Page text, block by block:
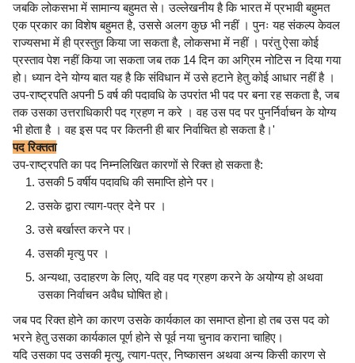
जबकि लोकसभा में सामान्य बहुमत से। उल्लेखनीय है कि भारत में प्रभावी बहुमत
एक प्रकार का विशेष बहुमत है, उससे अलग कुछ भी नहीं । पुनः यह संकल्प केवल
राज्यसभा में ही प्रस्तुत किया जा सकता है, लोकसभा में नहीं । परंतु ऐसा कोई
प्रस्ताव पेश नहीं किया जा सकता जब तक 14 दिन का अग्रिम नोटिस न दिया गया
हो। ध्यान देने योग्य बात यह है कि संविधान में उसे हटाने हेतु कोई आधार नहीं है ।
उप-राष्ट्रपति अपनी 5 वर्ष की पदावधि के उपरांत भी पद पर बना रह सकता है, जब
तक उसका उत्तराधिकारी पद ग्रहण न करे । वह उस पद पर पुनर्निर्वाचन के योग्य
भी होता है । वह इस पद पर कितनी ही बार निर्वाचित हो सकता है।'
पद रिक्तता
उप-राष्ट्रपति का पद निम्नलिखित कारणों से रिक्त हो सकता है:
उसकी 5 वर्षीय पदावधि की समाप्ति होने पर।
उसके द्वारा त्याग-पत्र देने पर ।
उसे बर्खास्त करने पर।
उसकी मृत्यु पर ।
अन्यथा, उदाहरण के लिए, यदि वह पद ग्रहण करने के अयोग्य हो अथवा
उसका निर्वाचन अवैध घोषित हो।
जब पद रिक्त होने का कारण उसके कार्यकाल का समाप्त होना हो तब उस पद को
भरने हेतु उसका कार्यकाल पूर्ण होने से पूर्व नया चुनाव कराना चाहिए।
यदि उसका पद उसकी मृत्यु, त्याग-पत्र, निष्कासन अथवा अन्य किसी कारण से